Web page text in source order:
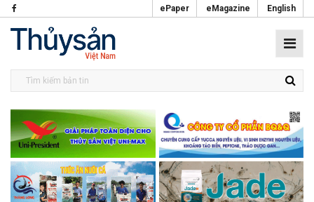
ePaper eMagazine English